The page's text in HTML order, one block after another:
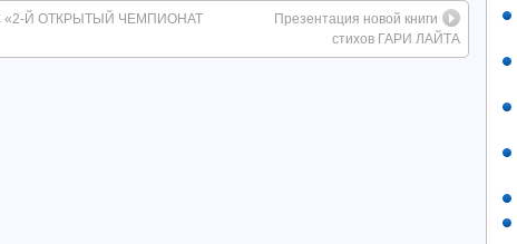
Й ОТКРЫТЫЙ ЧЕМПИОНАТ
Презентация новой книги
стихов ГАРИ ЛАЙТА